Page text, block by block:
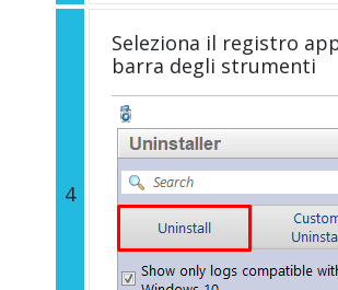
4
Seleziona il registro
barra degli strumenti